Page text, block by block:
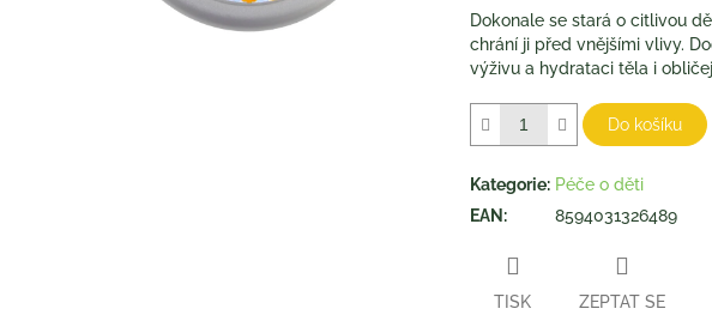
Dokonale se stará o citlivou
chrání ji před vnějšími vlivy.
výživu a hydrataci těla i
Do košíku
Kategorie: Péče o děti
EAN: 8594031326489
TISK ZEPTAT SE